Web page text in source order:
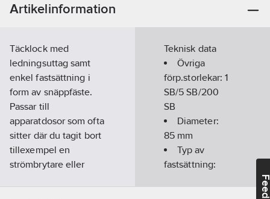
Artikelinformation
Täcklock med
ledningsuttag samt
enkel fastsättning i
form av snäppfäste.
Passar till
apparatdosor som ofta
sitter där du tagit bort
tillexempel en
strömbrytare eller
Teknisk data
Övriga
förp.storlekar:1
SB/5 SB/200
SB
Diameter:
85 mm
Typ av
fastsättning: